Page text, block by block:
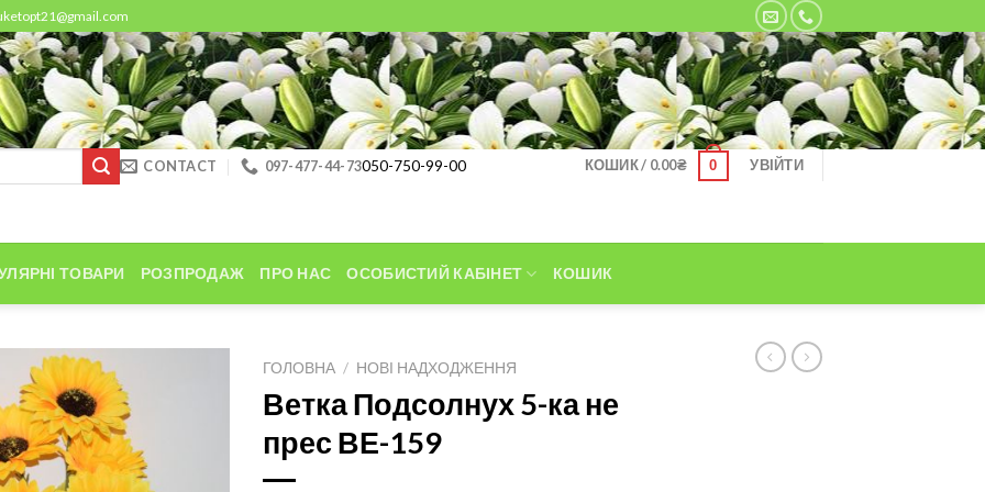
CONTACT 097-477-44-73050-750-99-00 КОШИК / 0.00₴ 0 УВІЙТИ
ТОВАРИ РОЗПРОДАЖ ПРО НАС ОСОБИСТИЙ КАБІНЕТ КОШИК
ГОЛОВНА / НОВІ НАДХОДЖЕННЯ
Ветка Подсолнух 5-ка не
прес ВЕ-159